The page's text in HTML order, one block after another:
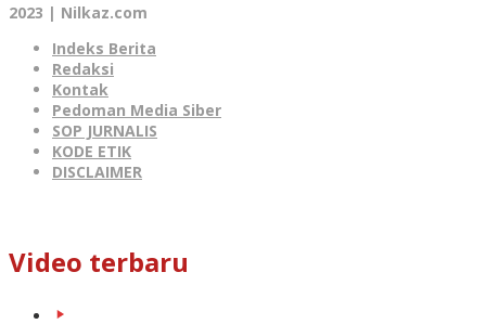
2023 | Nilkaz.com
Indeks Berita
Redaksi
Kontak
Pedoman Media Siber
SOP JURNALIS
KODE ETIK
DISCLAIMER
Video terbaru